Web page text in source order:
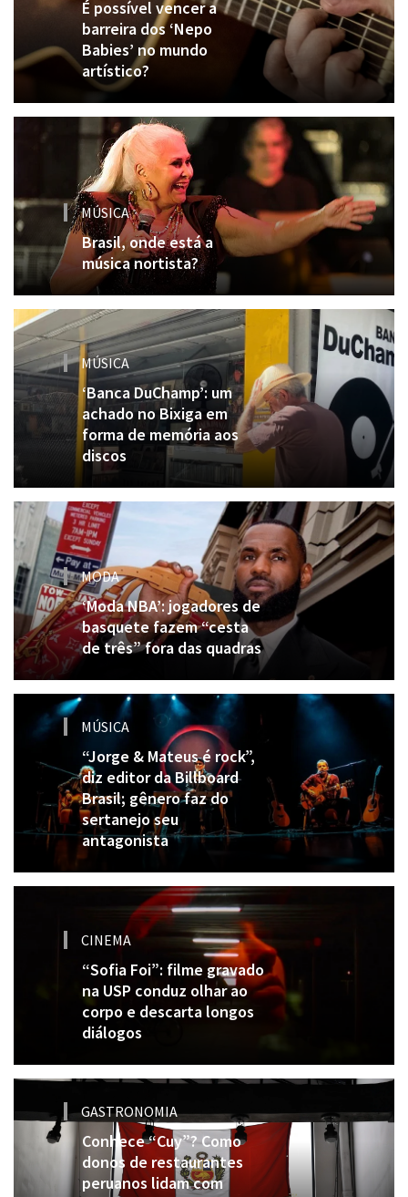
É possível vencer a
barreira dos ‘Nepo
Babies’ no mundo
artístico?
MÚSICA
Brasil, onde está a
música nortista?
MÚSICA
‘Banca DuChamp’: um
achado no Bixiga em
forma de memória aos
discos
MODA
‘Moda NBA’: jogadores de
basquete fazem “cesta
de três” fora das quadras
MÚSICA
“Jorge & Mateus é rock”,
diz editor da Billboard
Brasil; gênero faz do
sertanejo seu
antagonista
CINEMA
“Sofia Foi”: filme gravado
na USP conduz olhar ao
corpo e descarta longos
diálogos
GASTRONOMIA
Conhece “Cuy”? Como
donos de restaurantes
peruanos lidam com